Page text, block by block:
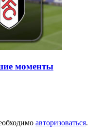
моменты
авторизоваться.